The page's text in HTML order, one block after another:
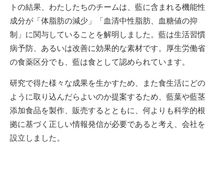
トの結果、わたしたちのチームは、藍に含まれる機能性
成分が「体脂肪の減少」「血清中性脂肪、血糖値の抑
制」に関与していることを解明しました。 藍は生活習慣
病予防、あるいは改善に効果的な素材です。厚生労働省
の食薬区分でも、藍は食として認められています。
研究で得た様々な成果を生かすため、また食生活にどの
ように取り込んだらよいのか提案するため、藍葉や藍茎
添加食品を製作、販売するとともに、何よりも科学的根
拠に基づく正しい情報発信が必要であると考え、会社を
設立しました。